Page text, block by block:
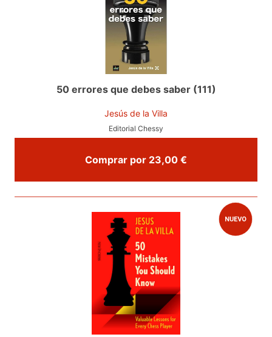
50 errores que debes saber (111)
Jesús de la Villa
Editorial Chessy
Comprar por 23,00 €